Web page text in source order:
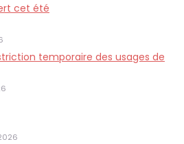
cet été
temporaire des usages de